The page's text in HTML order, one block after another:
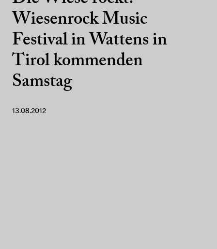
Wiesenrock Music
Festival in Wattens in
Tirol kommenden
Samstag
13.08.2012